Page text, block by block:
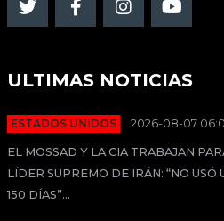
ULTIMAS NOTICIAS
ESTADOS UNIDOS 2026-08-07
EL MOSSAD Y LA CIA TRABAJAN
LÍDER SUPREMO DE IRÁN: “NO
150 DÍAS”...